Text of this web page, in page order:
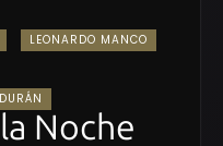
Noche
LEONARDO MANCO